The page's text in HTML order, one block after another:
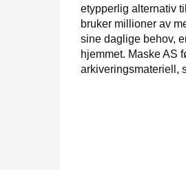
etypperlig alternativ
bruker millioner av
sine daglige behov,
hjemmet. Maske AS
arkiveringsmateriell,